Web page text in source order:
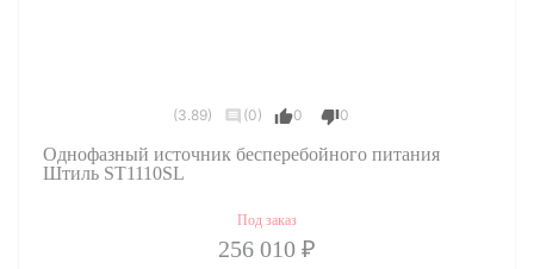
(3.89) (0) 0 0
Однофазный источник бесперебойного питания
Штиль ST1110SL
Под заказ
256 010 ₽